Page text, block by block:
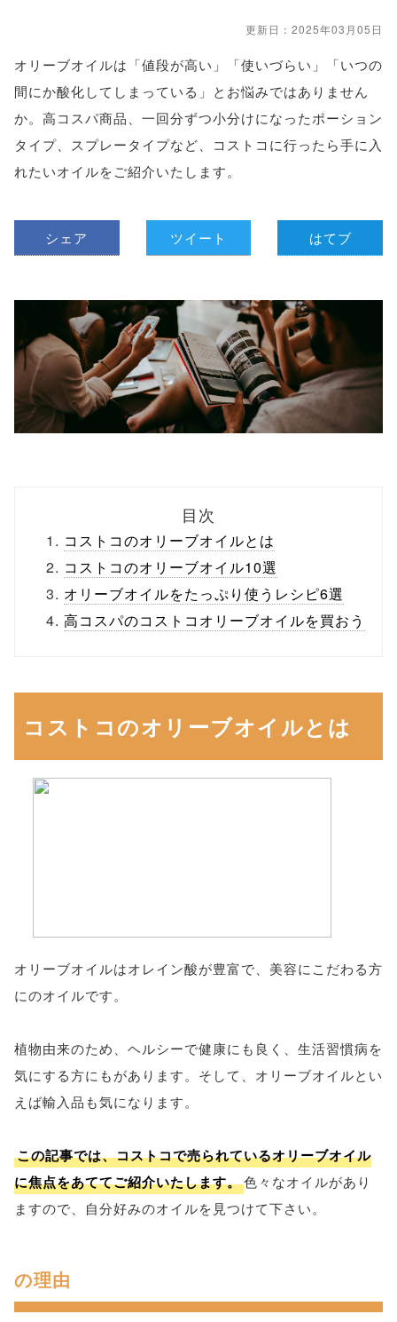
更新日：2025年03月05日
オリーブオイルは「値段が高い」「使いづらい」「いつの
間にか酸化してしまっている」とお悩みではありません
か。高コスパ商品、一回分ずつ小分けになったポーション
タイプ、スプレータイプなど、コストコに行ったら手に入
れたいオイルをご紹介いたします。
シェア ツイート はてブ
目次
コストコのオリーブオイルとは
コストコのオリーブオイル10選
オリーブオイルをたっぷり使うレシピ6選
高コスパのコストコオリーブオイルを買おう
コストコのオリーブオイルとは
オリーブオイルはオレイン酸が豊富で、美容にこだわる方
にのオイルです。
植物由来のため、ヘルシーで健康にも良く、生活習慣病を
気にする方にもがあります。そして、オリーブオイルとい
えば輸入品も気になります。
この記事では、コストコで売られているオリーブオイル
に焦点をあててご紹介いたします。色々なオイルがあり
ますので、自分好みのオイルを見つけて下さい。
の理由